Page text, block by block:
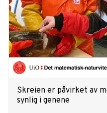
Skreien er påvirket av
synlig i genene